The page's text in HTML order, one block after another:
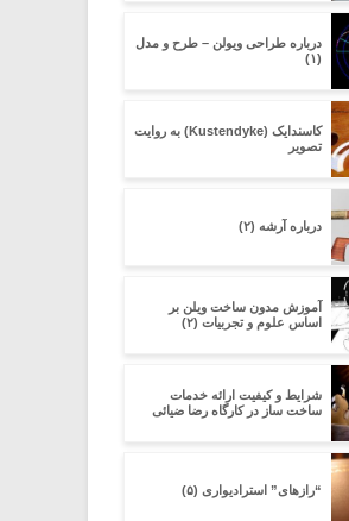
درباره طراحی ویولن – طرح و مدل
(۱)
کاسندایک (Kustendyke) به روایت
تصویر
درباره آرشه (۲)
آموزش مدون ساخت ویلن بر
اساس علوم و تجربیات (۲)
شرایط و کیفیت ارائه خدمات
ساخت ساز در کارگاه رضا ضیائی
“رازهای” استرادیواری (۵)